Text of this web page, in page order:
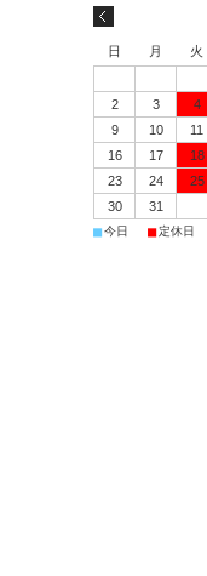
日 月 火
2
3 4
9
10 11
16
17 18
23
24 25
30
31
■今日 ■定休日